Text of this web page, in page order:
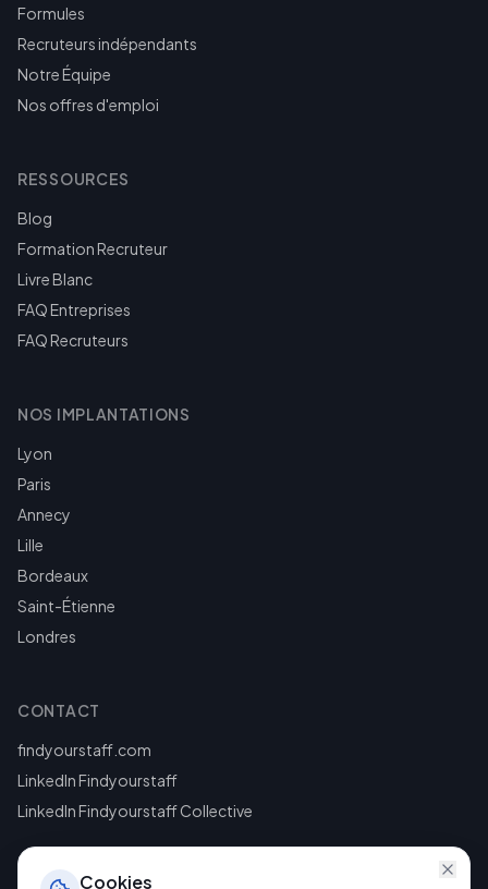
Formules
Recruteurs indépendants
Notre Équipe
Nos offres d'emploi
RESSOURCES
Blog
Formation Recruteur
Livre Blanc
FAQ Entreprises
FAQ Recruteurs
NOS IMPLANTATIONS
Lyon
Paris
Annecy
Lille
Bordeaux
Saint-Étienne
Londres
CONTACT
findyourstaff.com
LinkedIn Findyourstaff
LinkedIn Findyourstaff Collective
Cookies